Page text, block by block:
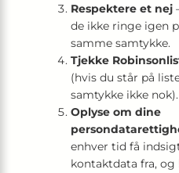
Respektere et nej
de ikke ringe igen
samme samtykke.
Tjekke
(hvis du står på
samtykke ikke nok).
Oplyse om dine
enhver tid få
kontaktdata fra,